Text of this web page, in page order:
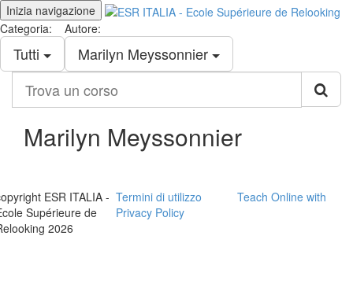
Inizia navigazione
Categoria:
Tutti
Autore:
Marilyn Meyssonnier
corso
Marilyn Meyssonnier
ESR ITALIA -
Supérieure de
2026
Termini di utilizzo
Privacy Policy
Teach Online with